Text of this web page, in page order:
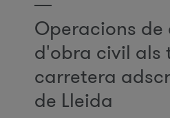
Operacions de
d'obra civil als
carretera
de Lleida